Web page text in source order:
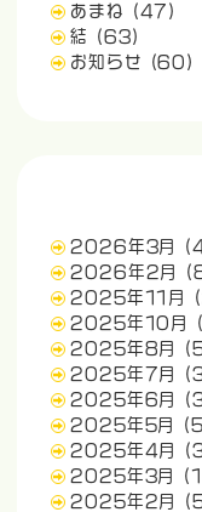
あまね
(47)
結
(63)
お知らせ
(60)
2026年3月
2026年2月
2025年11月
2025年10月
2025年8月
2025年7月
2025年6月
2025年5月
2025年4月
2025年3月
2025年2月